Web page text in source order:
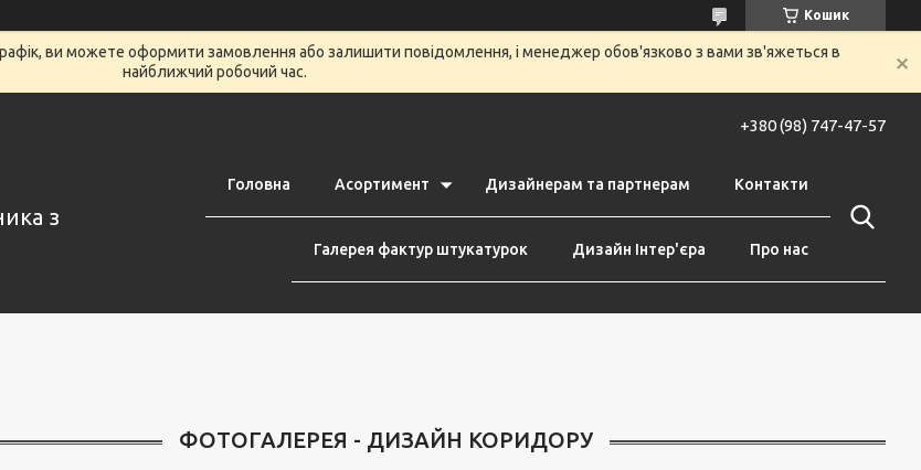
Кошик
ви можете оформити замовлення або залишити повідомлення, і менеджер обов'язково з вами зв'яжеться в
найближчий робочий час.
+380 (98) 747-47-57
з
Головна Асортимент Дизайнерам та партнерам Контакти
Галерея фактур штукатурок Дизайн Інтер'єра Про нас
ФОТОГАЛЕРЕЯ - ДИЗАЙН КОРИДОРУ